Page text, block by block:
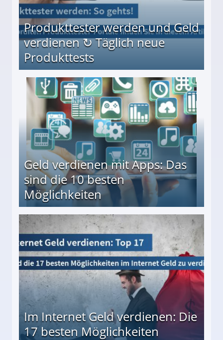
Produkttester werden und Geld
verdienen ↻ Täglich neue
Produkttests
↻ Täglich neue Produkttests
Geld verdienen mit Apps: Das
sind die 10 besten
Möglichkeiten
besten Möglichkeiten
Im Internet Geld verdienen: Die
17 besten Möglichkeiten